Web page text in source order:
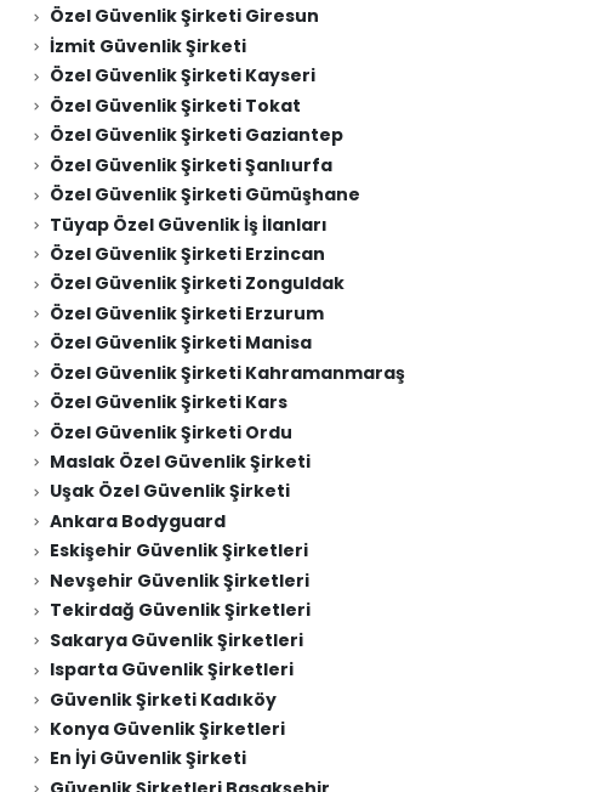
Özel Güvenlik Şirketi Giresun
İzmit Güvenlik Şirketi
Özel Güvenlik Şirketi Kayseri
Özel Güvenlik Şirketi Tokat
Özel Güvenlik Şirketi Gaziantep
Özel Güvenlik Şirketi Şanlıurfa
Özel Güvenlik Şirketi Gümüşhane
Tüyap Özel Güvenlik İş İlanları
Özel Güvenlik Şirketi Erzincan
Özel Güvenlik Şirketi Zonguldak
Özel Güvenlik Şirketi Erzurum
Özel Güvenlik Şirketi Manisa
Özel Güvenlik Şirketi Kahramanmaraş
Özel Güvenlik Şirketi Kars
Özel Güvenlik Şirketi Ordu
Maslak Özel Güvenlik Şirketi
Uşak Özel Güvenlik Şirketi
Ankara Bodyguard
Eskişehir Güvenlik Şirketleri
Nevşehir Güvenlik Şirketleri
Tekirdağ Güvenlik Şirketleri
Sakarya Güvenlik Şirketleri
Isparta Güvenlik Şirketleri
Güvenlik Şirketi Kadıköy
Konya Güvenlik Şirketleri
En İyi Güvenlik Şirketi